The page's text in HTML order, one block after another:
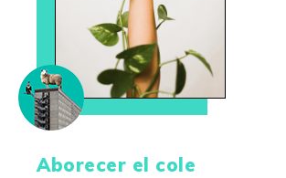
Aborecer el cole